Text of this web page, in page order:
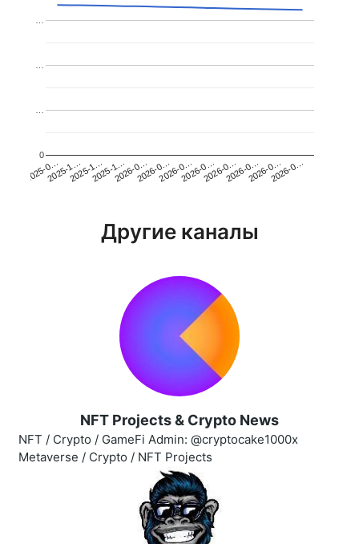
2025-0…2025-1…2025-1…2025-1…2026-0…2026-0…2026-0…2026-0…2026-0…2026-0…2026-0…2026-0…
0
…
…
…
Другие каналы
NFT Projects & Crypto News
NFT / Crypto / GameFi Admin: @cryptocake1000x
Metaverse / Crypto / NFT Projects